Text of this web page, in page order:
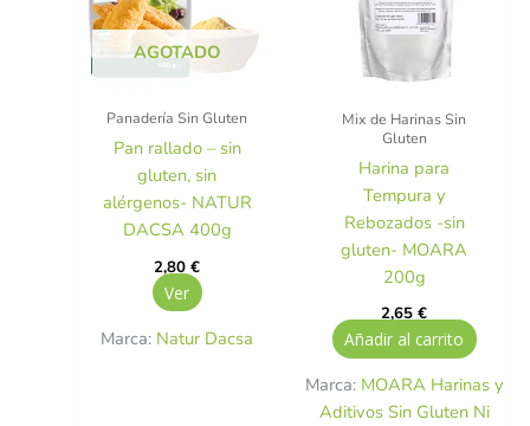
AGOTADO
Panadería Sin Gluten
Pan rallado – sin
gluten, sin
alérgenos- NATUR
DACSA 400g
2,80€
Ver
Marca: Natur Dacsa
Mix de Harinas Sin
Gluten
Harina para
Tempura y
Rebozados -sin
gluten- MOARA
200g
2,65€
Añadir al carrito
Marca: MOARA Harinas y
Aditivos Sin Gluten Ni